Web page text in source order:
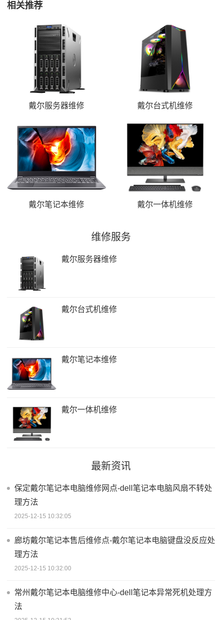
相关推荐
戴尔服务器维修 戴尔台式机维修
戴尔笔记本维修 戴尔一体机维修
维修服务
戴尔服务器维修
戴尔台式机维修
戴尔笔记本维修
戴尔一体机维修
最新资讯
保定戴尔笔记本电脑维修网点-dell笔记本电脑风扇不转处
理方法
2025-12-15 10:32:05
廊坊戴尔笔记本售后维修点-戴尔笔记本电脑键盘没反应处
理方法
2025-12-15 10:32:00
常州戴尔笔记本电脑维修中心-dell笔记本异常死机处理方
法